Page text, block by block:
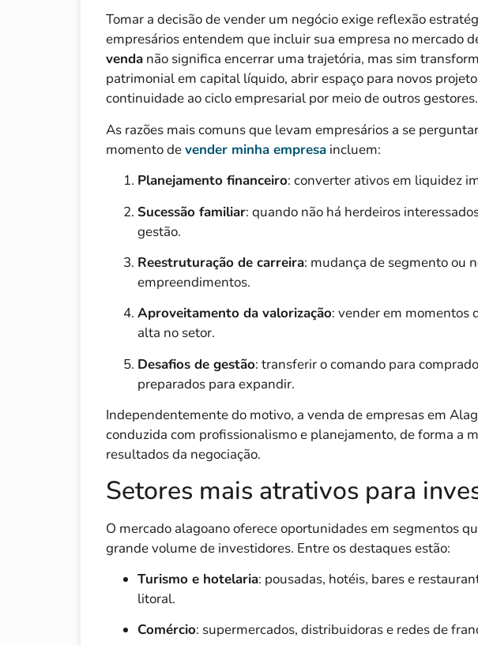
Tomar a decisão de vender um negócio exige reflexão
empresários entendem que incluir sua empresa no mercado
venda não significa encerrar uma trajetória, mas sim
patrimonial em capital líquido, abrir espaço para novos
continuidade ao ciclo empresarial por meio de outros gestores.
As razões mais comuns que levam empresários a se
momento devender minha empresa incluem:
Planejamento financeiro: converter ativos em liquidez
Sucessão familiar: quando não há herdeiros
gestão.
Reestruturação de carreira: mudança de segmento ou
empreendimentos.
Aproveitamento da valorização: vender em momentos
alta no setor.
Desafios de gestão: transferir o comando para
preparados para expandir.
Independentemente do motivo, a venda de empresas em
conduzida com profissionalismo e planejamento, de forma a
resultados da negociação.
Setores mais atrativos para
O mercado alagoano oferece oportunidades em segmentos
grande volume de investidores. Entre os destaques estão:
Turismo e hotelaria: pousadas, hotéis, bares e
litoral.
Comércio: supermercados, distribuidoras e redes de